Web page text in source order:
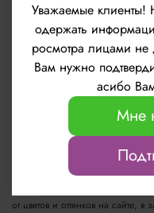
А также внешний вид товара
изготовителем и отличаться
производитель на свое
может изменить внешний вид
влияния на потребительские
Если на товаре отсутствует
значит это не предусмотрено
от цветов и оттенков на сайте, в
Уважаемые клиенты!
одержать
росмотра лицами не
Вам нужно
асибо
Мне